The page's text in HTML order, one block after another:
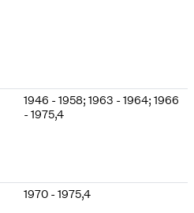
1946 - 1958; 1963 - 1964; 1966
- 1975,4
1970 - 1975,4